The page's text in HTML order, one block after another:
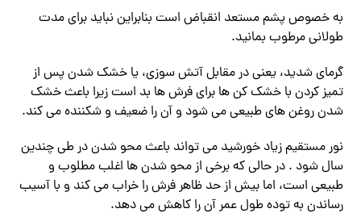
به خصوص پشم مستعد انقباض است بنابراین نباید برای مدت
طولانی مرطوب بمانید.
گرمای شدید، یعنی در مقابل آتش سوزی، یا خشک شدن پس از
تمیز کردن با خشک کن ها برای فرش ها بد است زیرا باعث خشک
شدن روغن های طبیعی می شود و آن را ضعیف و شکننده می کند.
نور مستقیم زیاد خورشید می تواند باعث محو شدن در طی چندین
سال شود . در حالی که برخی از محو شدن ها اغلب مطلوب و
طبیعی است، اما بیش از حد ظاهر فرش را خراب می کند و با آسیب
رساندن به توده طول عمر آن را کاهش می دهد.